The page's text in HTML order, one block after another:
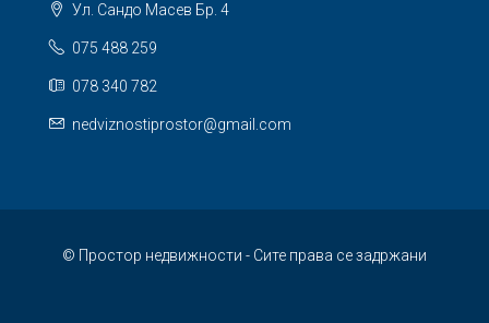
Ул. Сандо Масев Бр. 4
075 488 259
078 340 782
nedviznostiprostor@gmail.com
© Простор недвижности - Сите права се задржани